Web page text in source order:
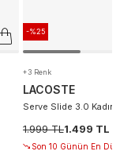
-%25
+3 Renk
LACOSTE
Serve Slide 3.0 Kadın
1.999 TL1.499 TL
Son 10 Günün En